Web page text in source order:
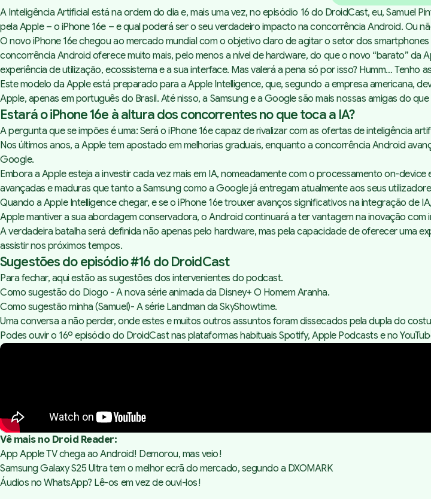
A Inteligência Artificial está na ordem do dia e, mais uma vez, no episódio 16 do DroidCast, eu, Samuel
pela Apple – o iPhone 16e – e qual poderá ser o seu verdadeiro impacto na concorrência Android. Ou
O novo iPhone 16e chegou ao mercado mundial com o objetivo claro de agitar o setor dos
concorrência Android oferece muito mais, pelo menos a nível de hardware, do que o novo “barato”
experiência de utilização, ecossistema e a sua interface. Mas valerá a pena só por isso? Humm… Tenho
Este modelo da Apple está preparado para a Apple Intelligence, que, segundo a empresa americana,
Apple, apenas em português do Brasil. Até nisso, a Samsung e a Google são mais nossas amigas do
Estará o iPhone 16e à altura dos concorrentes no que toca a IA?
A pergunta que se impões é uma: Será o iPhone 16e capaz de rivalizar com as ofertas de inteligência
Nos últimos anos, a Apple tem apostado em melhorias graduais, enquanto a concorrência Android
Google.
Embora a Apple esteja a investir cada vez mais em IA, nomeadamente com o processamentoon-device
avançadas e maduras que tanto a Samsung como a Google já entregam atualmente aos seus
Quando a Apple Intelligence chegar, e se o iPhone 16e trouxer avanços significativos na integração
Apple mantiver a sua abordagem conservadora, o Android continuará a ter vantagem na inovação com
A verdadeira batalha será definida não apenas pelo hardware, mas pela capacidade de oferecer uma
assistir nos próximos tempos.
Sugestões do episódio #16 do DroidCast
Para fechar, aqui estão as sugestões dos intervenientes do podcast.
Como sugestão do Diogo - A nova série animada da Disney+ O Homem Aranha.
Como sugestão minha (Samuel)- A série Landman da SkyShowtime.
Uma conversa a não perder, onde estes e muitos outros assuntos foram dissecados pela dupla do
Podes ouvir o 16º episódio do DroidCast nas plataformas habituaisSpotify,Apple Podcasts e no
Vê mais no Droid Reader:
App Apple TV chega ao Android! Demorou, mas veio!
Samsung Galaxy S25 Ultra tem o melhor ecrã do mercado, segundo a DXOMARK
Áudios no WhatsApp? Lê-os em vez de ouvi-los!